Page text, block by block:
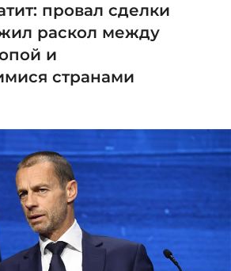
провал сделки
раскол между
и
странами